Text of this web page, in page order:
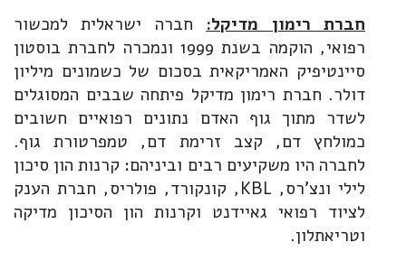
חברת רימון מדיקל: חברה ישראלית למכשור
רפואי, הוקמה בשנת 1999 ונמכרה לחברת בוסטון
סיינטיפיק האמריקאית בסכום של כשמונים מיליון
דולר. חברת רימון מדיקל פיתחה שבבים המסוגלים
לשדר מתוך גוף האדם נתונים רפואיים חשובים
כמולחץ דם, קצב זרימת דם, טמפרטורת גוף.
לחברה היו משקיעים רבים וביניהם: קרנות הון סיכון
לילי ונצ'רס, KBL, קונקורד, פולריס, חברת הענק
לציוד רפואי גאיידנט וקרנות הון הסיכון מדיקה
וטריאתלון.